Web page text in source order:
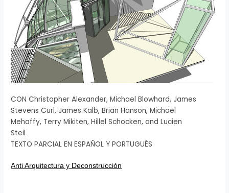
CON Christopher Alexander, Michael Blowhard, James
Stevens Curl, James Kalb, Brian Hanson, Michael
Mehaffy, Terry Mikiten, Hillel Schocken, and Lucien
Steil
TEXTO PARCIAL EN ESPAÑOL Y PORTUGUÉS
Anti Arquitectura y Deconstrucción